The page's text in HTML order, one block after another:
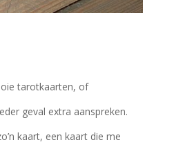
tarotkaarten, of
geval extra aanspreken.
kaart, een kaart die me